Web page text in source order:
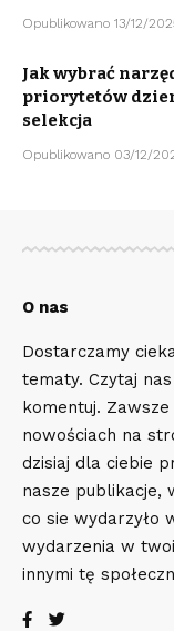
Opublikowano 13/12/
Jak wybrać
priorytetów
selekcja
Opublikowano 03/12/
O nas
Dostarczamy
tematy. Czytaj
komentuj.
nowościach na
dzisiaj dla ciebie
nasze publikacje,
co sie wydarzyło
wydarzenia w
innymi tę